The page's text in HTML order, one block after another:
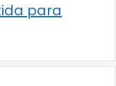
para